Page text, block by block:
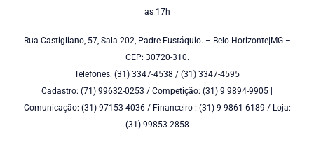
as 17h
Rua Castigliano, 57, Sala 202, Padre Eustáquio. – Belo Horizonte|MG –
CEP: 30720-310.
Telefones: (31) 3347-4538 / (31) 3347-4595
Cadastro: (71) 99632-0253 / Competição: (31) 9 9894-9905 |
Comunicação: (31) 97153-4036 / Financeiro : (31) 9 9861-6189 / Loja:
(31) 99853-2858